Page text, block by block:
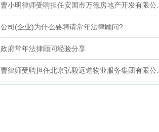
曹小明律师受聘担任安国市万德房地产开发有限公...
公司(企业)为什么要聘请常年法律顾问?
政府常年法律顾问经验分享
曹律师受聘担任北京弘毅远道物业服务集团有限公...